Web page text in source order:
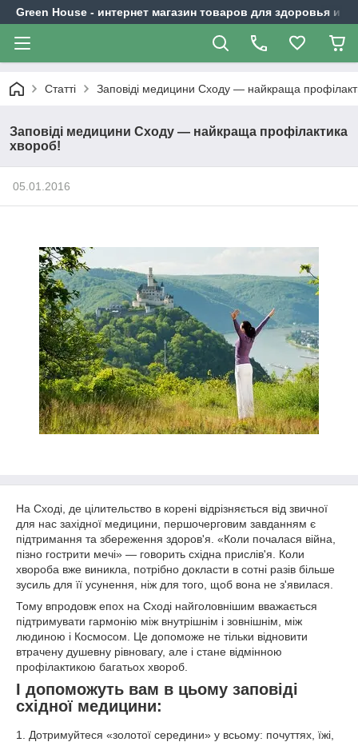
Green House - интернет магазин товаров для здоровья и
Статті Заповіді медицини Сходу — найкраща
Заповіді медицини Сходу — найкраща профілактика
хвороб!
05.01.2016
На Сході, де цілительство в корені відрізняється від звичної
для нас західної медицини, першочерговим завданням є
підтримання та збереження здоров'я. «Коли почалася війна,
пізно гострити мечі» — говорить східна прислів'я. Коли
хвороба вже виникла, потрібно докласти в сотні разів більше
зусиль для її усунення, ніж для того, щоб вона не з'явилася.
Тому впродовж епох на Сході найголовнішим вважається
підтримувати гармонію між внутрішнім і зовнішнім, між
людиною і Космосом. Це допоможе не тільки відновити
втрачену душевну рівновагу, але і стане відмінною
профілактикою багатьох хвороб.
І допоможуть вам в цьому заповіді
східної медицини:
1. Дотримуйтеся «золотої середини» у всьому: почуттях, їжі,